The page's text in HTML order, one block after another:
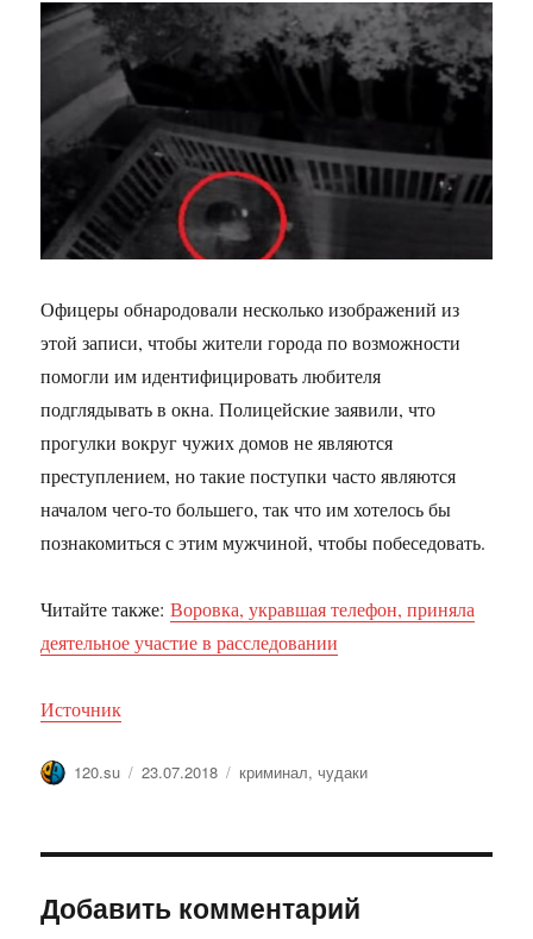
Офицеры обнародовали несколько изображений из
этой записи, чтобы жители города по возможности
помогли им идентифицировать любителя
подглядывать в окна. Полицейские заявили, что
прогулки вокруг чужих домов не являются
преступлением, но такие поступки часто являются
началом чего-то большего, так что им хотелось бы
познакомиться с этим мужчиной, чтобы побеседовать.
Читайте также:Воровка, укравшая телефон, приняла
деятельное участие в расследовании
Источник
Автор
120.su Опубликовано
23.07.2018 Метки
криминал,чудаки
Добавить комментарий